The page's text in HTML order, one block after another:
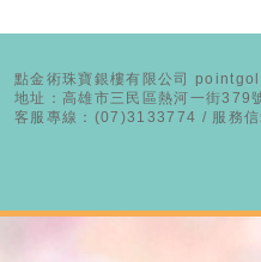
點金術珠寶銀樓有限公司
地址：高雄市三民區熱河一街379
客服專線：(07)3133774 / 服務